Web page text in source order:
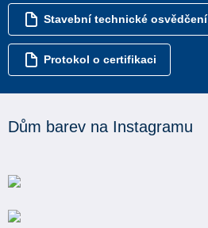
Stavební technické osvědčení
Protokol o certifikaci
Dům barev na Instagramu